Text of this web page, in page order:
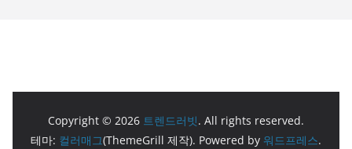
Copyright © 2026 트렌드러빗. All rights reserved.
테마: 컬러매그(ThemeGrill 제작). Powered by 워드프레스.